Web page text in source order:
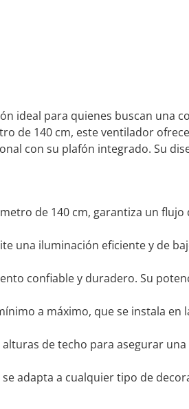
ideal para quienes buscan una
de 140 cm, este ventilador
con su plafón integrado. Su
de 140 cm, garantiza un
una iluminación eficiente y de
confiable y duradero. Su
a máximo, que se instala
de techo para asegurar
adapta a cualquier tipo de